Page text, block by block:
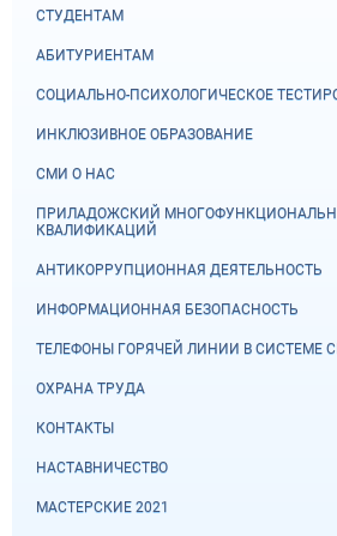
СТУДЕНТАМ
АБИТУРИЕНТАМ
СОЦИАЛЬНО-ПСИХОЛОГИЧЕСКОЕ
ИНКЛЮЗИВНОЕ ОБРАЗОВАНИЕ
СМИ О НАС
ПРИЛАДОЖСКИЙ
КВАЛИФИКАЦИЙ
АНТИКОРРУПЦИОННАЯ ДЕЯТЕЛЬНОСТЬ
ИНФОРМАЦИОННАЯ БЕЗОПАСНОСТЬ
ТЕЛЕФОНЫ ГОРЯЧЕЙ ЛИНИИ В СИСТЕМЕ
ОХРАНА ТРУДА
КОНТАКТЫ
НАСТАВНИЧЕСТВО
МАСТЕРСКИЕ 2021